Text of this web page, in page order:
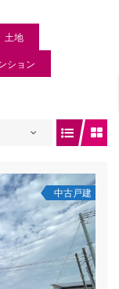
土地
ション
中古戸建